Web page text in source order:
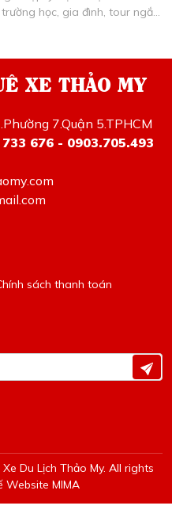
học, gia đình, tour ngắn
XE THẢO MY
7.Quận 5.TPHCM
676 - 0903.705.493
sách thanh toán
Du Lịch Thảo My. All rights
Website MIMA